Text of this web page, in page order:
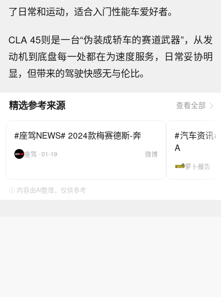
了日常和运动，适合入门性能车爱好者。
CLA 45则是一台“伪装成轿车的赛道武器”，从发
动机到底盘每一处都在为速度服务，日常妥协明
显，但带来的驾驶快感无与伦比。
精选参考来源 查看全部
#座驾NEWS# 2024款梅赛德斯-奔
座驾 · 01-19 微博
#汽车资讯
A
萝卜报告 ·
ⓘ 内容由AI整理，仅供参考